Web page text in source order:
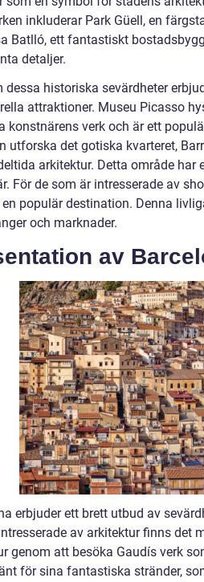
inkluderar Park Güell, en
Batlló, ett fantastiskt
detaljer.
dessa historiska sevärdheter
attraktioner. Museu Picasso
konstnärens verk och är ett
utforska det gotiska kvarteret,
arkitektur. Detta område har
För de som är intresserade av
populär destination. Denna
och marknader.
av
erbjuder ett brett utbud av
av arkitektur finns det
genom att besöka Gaudís verk
för sina fantastiska stränder,